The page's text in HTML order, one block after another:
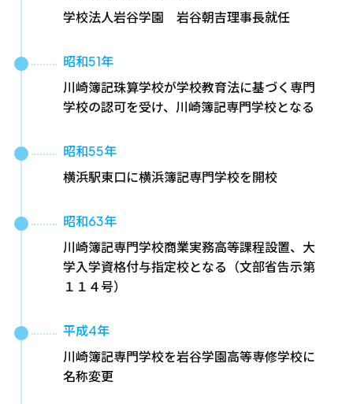
学校法人岩谷学園 岩谷朝吉理事長就任
昭和51年
川崎簿記珠算学校が学校教育法に基づく専門
学校の認可を受け、川崎簿記専門学校となる
昭和55年
横浜駅東口に横浜簿記専門学校を開校
昭和63年
川崎簿記専門学校商業実務高等課程設置、大
学入学資格付与指定校となる（文部省告示第
１１４号）
平成4年
川崎簿記専門学校を岩谷学園高等専修学校に
名称変更